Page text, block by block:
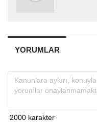
YORUMLAR